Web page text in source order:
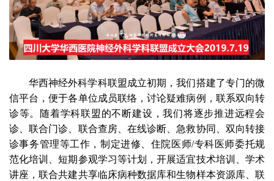
华西神经外科学科联盟成立初期，我们搭建了专门的微
信平台，便于各单位成员联络，讨论疑难病例，联系双向转
诊等。随着学科联盟的不断建设，我们将逐步推进远程会
诊、联合门诊、联合查房、在线诊断、急救协同、双向转接
诊事务管理等工作，制定进修、住院医师/专科医师委托规
范化培训、短期参观学习等计划，开展适宜技术培训、学术
讲座，联合共建共享临床病种数据库和生物样本资源库、联